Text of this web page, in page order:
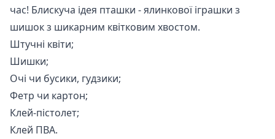
час! Блискуча ідея пташки - ялинкової іграшки з
шишок з шикарним квітковим хвостом.
Штучні квіти;
Шишки;
Очі чи бусики, гудзики;
Фетр чи картон;
Клей-пістолет;
Клей ПВА.